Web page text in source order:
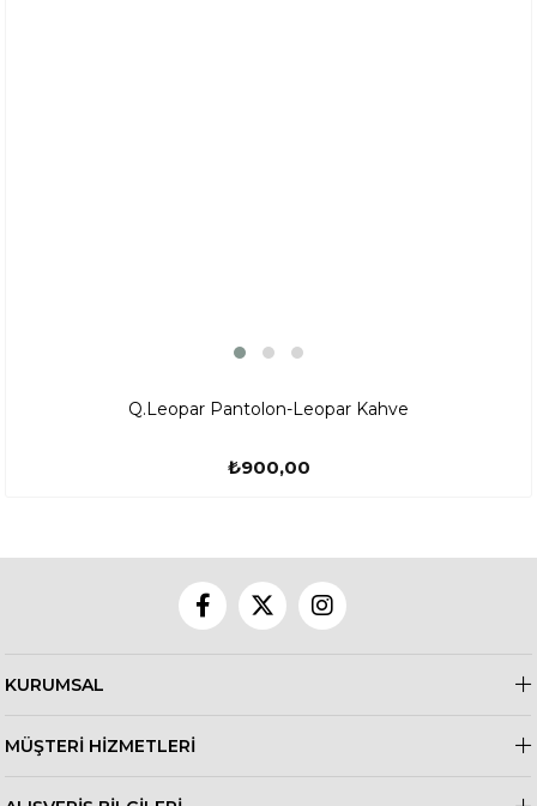
Q.Leopar Pantolon-Leopar Kahve
₺900,00
KURUMSAL
MÜŞTERİ HİZMETLERİ